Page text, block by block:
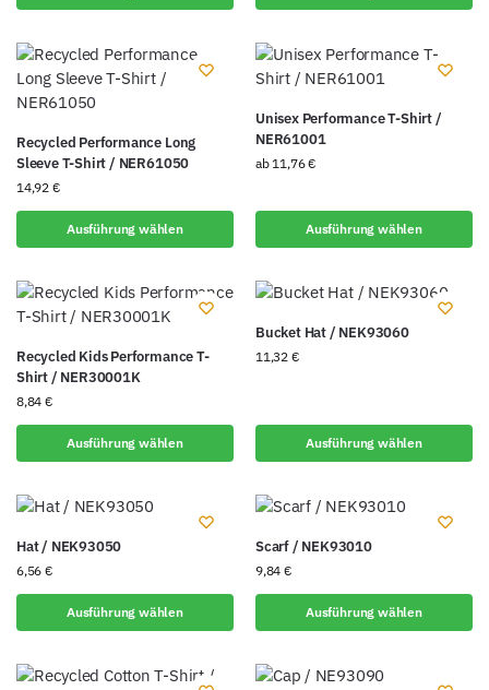
Recycled Performance Long
Sleeve T-Shirt / NER61050
14,92 €
Ausführung wählen
Unisex Performance T-Shirt /
NER61001
ab 11,76€
Ausführung wählen
Recycled Kids Performance T-
Shirt / NER30001K
8,84€
Ausführung wählen
Bucket Hat / NEK93060
11,32 €
Ausführung wählen
Hat / NEK93050
6,56€
Ausführung wählen
Scarf / NEK93010
9,84€
Ausführung wählen